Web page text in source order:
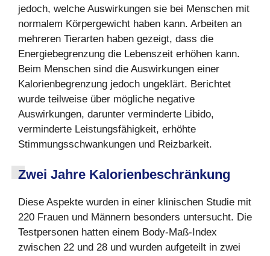
jedoch, welche Auswirkungen sie bei Menschen mit
normalem Körpergewicht haben kann. Arbeiten an
mehreren Tierarten haben gezeigt, dass die
Energiebegrenzung die Lebenszeit erhöhen kann.
Beim Menschen sind die Auswirkungen einer
Kalorienbegrenzung jedoch ungeklärt. Berichtet
wurde teilweise über mögliche negative
Auswirkungen, darunter verminderte Libido,
verminderte Leistungsfähigkeit, erhöhte
Stimmungsschwankungen und Reizbarkeit.
Zwei Jahre Kalorienbeschränkung
Diese Aspekte wurden in einer klinischen Studie mit
220 Frauen und Männern besonders untersucht. Die
Testpersonen hatten einem Body-Maß-Index
zwischen 22 und 28 und wurden aufgeteilt in zwei